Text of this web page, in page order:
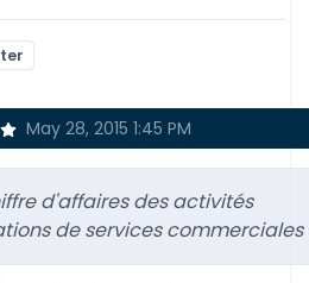
May 28, 2015 1:45 PM
d'affaires des activités
de services commerciales